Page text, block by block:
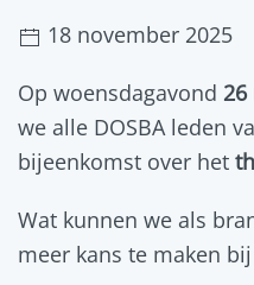
18 november 2025
Op woensdagavond 26
we alle DOSBA leden
bijeenkomst over het
Wat kunnen we als
meer kans te maken